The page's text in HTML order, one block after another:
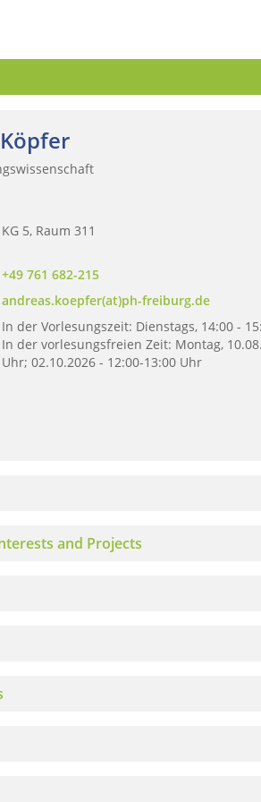
KG 5, Raum 311
+49 761 682-215
andreas.koepfer(at)ph-freiburg.de
In der Vorlesungszeit: Dienstags, 14:00 -
In der vorlesungsfreien Zeit: Montag,
Uhr; 02.10.2026 - 12:00-13:00 Uhr
and Projects